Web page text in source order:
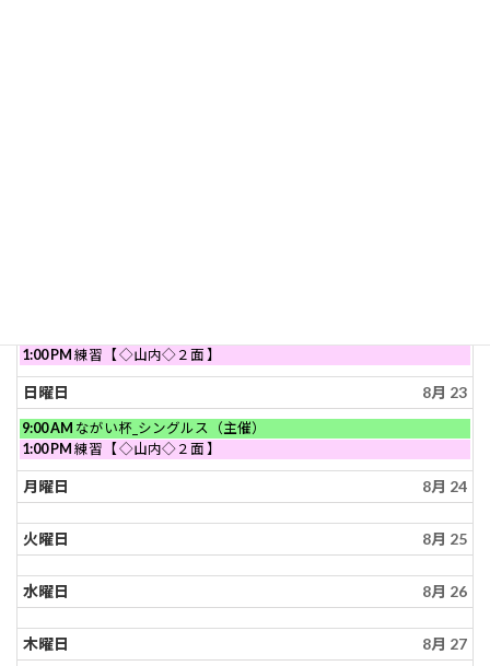
土
日,
8
月
22nd
2026
1:00 PM 練習【 ◇山内◇２面 】
日曜日 8月 23
日
曜
日,
8
月
2026
9:00 AM ながい杯_シングルス（主催）
日
日,
8
23rd
2026
1:00 PM 練習【 ◇山内◇２面 】
月曜日 8月 24
火曜日 8月 25
水曜日 8月 26
木曜日 8月 27